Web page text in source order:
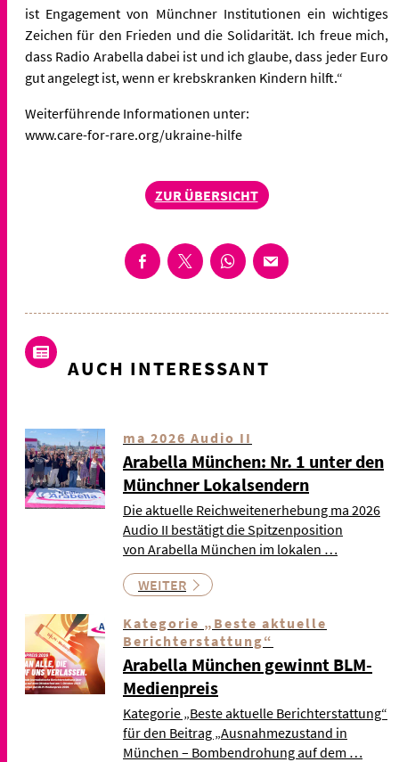
ist Engagement von Münchner Institutionen ein wichtiges
Zeichen für den Frieden und die Solidarität. Ich freue mich,
dass Radio Arabella dabei ist und ich glaube, dass jeder Euro
gut angelegt ist, wenn er krebskranken Kindern hilft.“
Weiterführende Informationen unter:
www.care-for-rare.org/ukraine-hilfe
ZUR ÜBERSICHT
AUCH INTERESSANT
ma 2026 Audio II
Arabella München: Nr. 1 unter den
Münchner Lokalsendern
Die aktuelle Reichweitenerhebung ma 2026
Audio II bestätigt die Spitzenposition
von Arabella München im lokalen …
WEITER
Kategorie „Beste aktuelle
Berichterstattung“
Arabella München gewinnt BLM-
Medienpreis
Kategorie „Beste aktuelle Berichterstattung“
für den Beitrag „Ausnahmezustand in
München – Bombendrohung auf dem …